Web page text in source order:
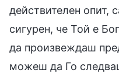
действителен опит,
сигурен, че Той е
да произвеждаш
можеш да Го